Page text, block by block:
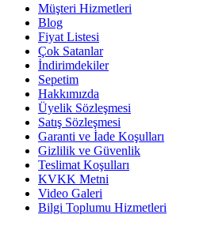
Müşteri Hizmetleri
Blog
Fiyat Listesi
Çok Satanlar
İndirimdekiler
Sepetim
Hakkımızda
Üyelik Sözleşmesi
Satış Sözleşmesi
Garanti ve İade Koşulları
Gizlilik ve Güvenlik
Teslimat Koşulları
KVKK Metni
Video Galeri
Bilgi Toplumu Hizmetleri